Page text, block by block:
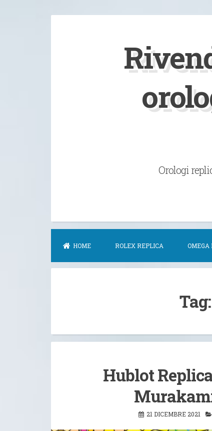
Orologi
HOME ROLEX REPLICA OMEGA
Tag:
Hublot
21 DICEMBRE 2021